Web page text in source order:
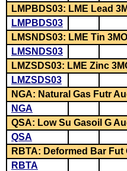
LMPBDS03: LME Lead
LMPBDS03
LMSNDS03: LME Tin
LMSNDS03
LMZSDS03: LME Zinc
LMZSDS03
NGA: Natural Gas Futr
NGA
QSA: Low Su Gasoil G
QSA
RBTA: Deformed Bar
RBTA